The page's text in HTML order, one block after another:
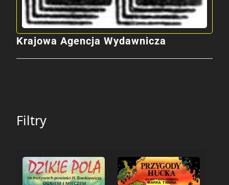
Krajowa Agencja Wydawnicza
Filtry